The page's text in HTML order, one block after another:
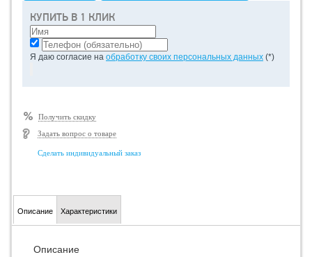
КУПИТЬ В 1 КЛИК
Я даю согласие на обработку своих персональных данных (*)
Получить скидку
Задать вопрос о товаре
Сделать индивидуальный заказ
Описание Характеристики
Описание